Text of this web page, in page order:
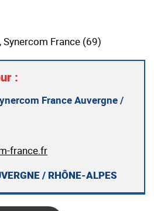
Synercom France (69)
:
France Auvergne /
france.fr
/ RHÔNE-ALPES